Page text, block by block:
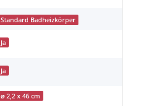
Standard Badheizkörper
Ja
Ja
⌀ 2,2 x 46 cm